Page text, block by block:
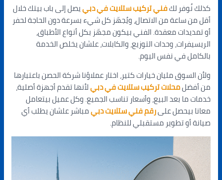
كذلك نُوفر لكفني تركيب ستلايت في دبييصل إلى باب بيتك خلال
أقل من ساعة من الاتصال، ويُجهّز كل شيء بسرعة دون الحاجة لحفر
أو تمديدات معقدة. الفني بيكون مجهّز بكل أنواع الأطباق،
الريسيفرات، وحدات التوزيع، والكابلات، علشان يخلص الخدمة
بالكامل في نفس اليوم.
ولأن السوق مليان خيارات كتير، اختار عملاؤنا شركة الحصن باعتبارها
من أفضلمحلات تركيب ستلايت في دبيلأنها تقدم أجهزة أصلية،
خدمات ما بعد البيع، وأسعار تناسب الجميع. وكل عميل بيتعامل
معانا بيحصل علىرقم فني ستلايت دبيمباشر علشان يطلب أي
صيانة أو تطوير مستقبلي للنظام.